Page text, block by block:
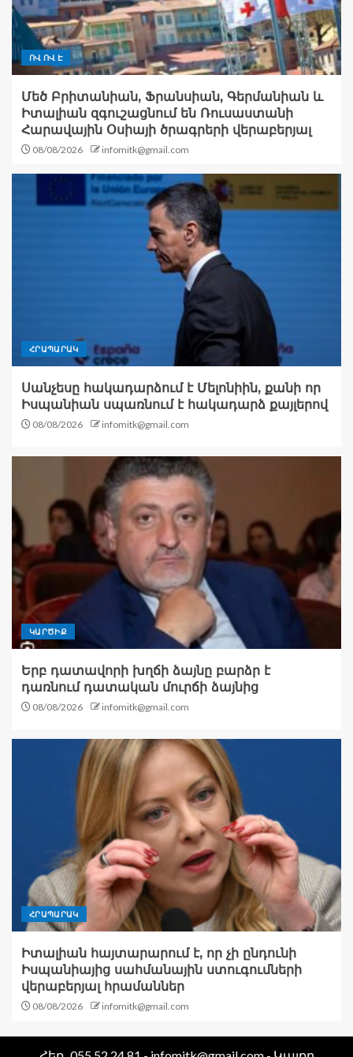
ՈՎ ՈՎ Է
Մեծ Բրիտանիան, Ֆրանսիան, Գերմանիան և
Իտալիան զգուշացնում են Ռուսաստանի
Հարավային Օսիայի ծրագրերի վերաբերյալ
08/08/2026 infomitk@gmail.com
ՀՐԱՊԱՐԱԿ
Սանչեսը հակադարձում է Մելոնիին, քանի որ
Իսպանիան սպառնում է հակադարձ քայլերով
08/08/2026 infomitk@gmail.com
ԿԱՐԾԻՔ
Երբ դատավորի խղճի ձայնը բարձր է
դառնում դատական մուրճի ձայնից
08/08/2026 infomitk@gmail.com
ՀՐԱՊԱՐԱԿ
Իտալիան հայտարարում է, որ չի ընդունի
Իսպանիայից սահմանային ստուգումների
վերաբերյալ հրամաններ
08/08/2026 infomitk@gmail.com